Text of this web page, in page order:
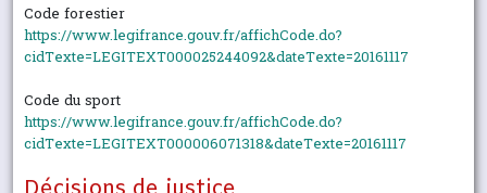
Code forestier
https://www.legifrance.gouv.fr/affichCode.do?
cidTexte=LEGITEXT000025244092&dateTexte=20161117
Code du sport
https://www.legifrance.gouv.fr/affichCode.do?
cidTexte=LEGITEXT000006071318&dateTexte=20161117